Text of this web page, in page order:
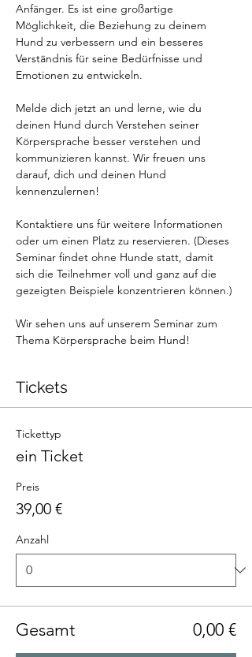
Anfänger. Es ist eine großartige
Möglichkeit, die Beziehung zu deinem
Hund zu verbessern und ein besseres
Verständnis für seine Bedürfnisse und
Emotionen zu entwickeln.
Melde dich jetzt an und lerne, wie du
deinen Hund durch Verstehen seiner
Körpersprache besser verstehen und
kommunizieren kannst. Wir freuen uns
darauf, dich und deinen Hund
kennenzulernen!
Kontaktiere uns für weitere Informationen
oder um einen Platz zu reservieren. (Dieses
Seminar findet ohne Hunde statt, damit
sich die Teilnehmer voll und ganz auf die
gezeigten Beispiele konzentrieren können.)
Wir sehen uns auf unserem Seminar zum
Thema Körpersprache beim Hund!
Tickets
Tickettyp
ein Ticket
Preis
39,00 €
Anzahl
Gesamt 0,00 €